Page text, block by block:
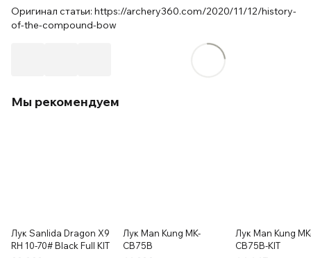
Оригинал статьи: https://archery360.com/2020/11/12/history-
of-the-compound-bow
Мы рекомендуем
Лук Sanlida Dragon X9
RH 10-70# Black Full KIT
Лук Man Kung MK-
CB75B
Лук Man Kung
CB75B-KIT